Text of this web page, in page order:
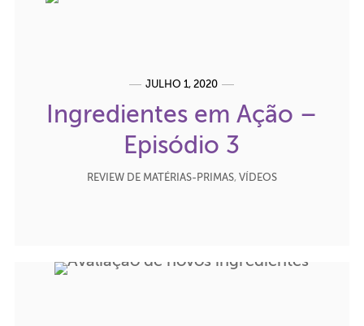
JULHO 1, 2020
Ingredientes em Ação –
Episódio 3
REVIEW DE MATÉRIAS-PRIMAS, VÍDEOS